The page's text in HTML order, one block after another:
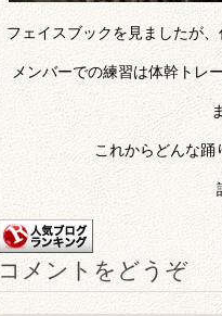
フェイスブックを見ましたが
メンバーでの練習は体幹トレ
これからどんな
コメントをどうぞ